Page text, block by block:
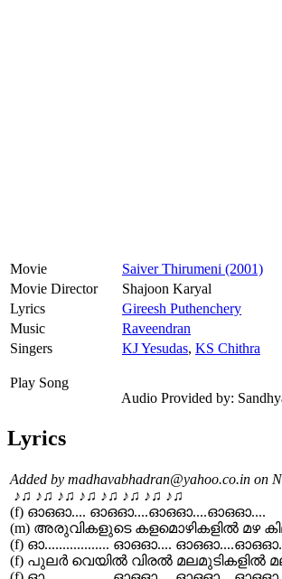
Movie
Saiver Thirumeni (2001)
Movie Director
Shajoon Karyal
Lyrics
Gireesh Puthenchery
Music
Raveendran
Singers
KJ Yesudas, KS Chithra
Play Song
Audio Provided by:
Lyrics
Added by madhavabhadran@yahoo.co.in on
‍♪♫ ♪♫ ♪♫ ♪♫ ♪♫ ♪♫ ♪♫ ♪♫
(f) ഓഒഓ.... ഓഒഓ....ഓഒഓ....ഓഒഓ....
(m) അരുവികളുടെ കളമൊഴികളില്‍ മഴ
(f) ഓ.................. ഓഒഓ....
(f) പുലര്‍ വെയില്‍ വിരല്‍